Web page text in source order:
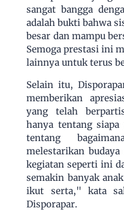
sangat bangga
adalah bukti bahwa
besar dan mampu
Semoga prestasi ini
lainnya untuk terus
Selain itu,
memberikan
yang telah
hanya tentang
tentang
melestarikan budaya
kegiatan seperti ini
semakin banyak
ikut serta," kata
Disporapar.